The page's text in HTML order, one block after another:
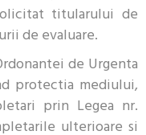
titularului de
de evaluare.
de Urgenta
protectia mediului,
prin Legea nr.
ulterioare si